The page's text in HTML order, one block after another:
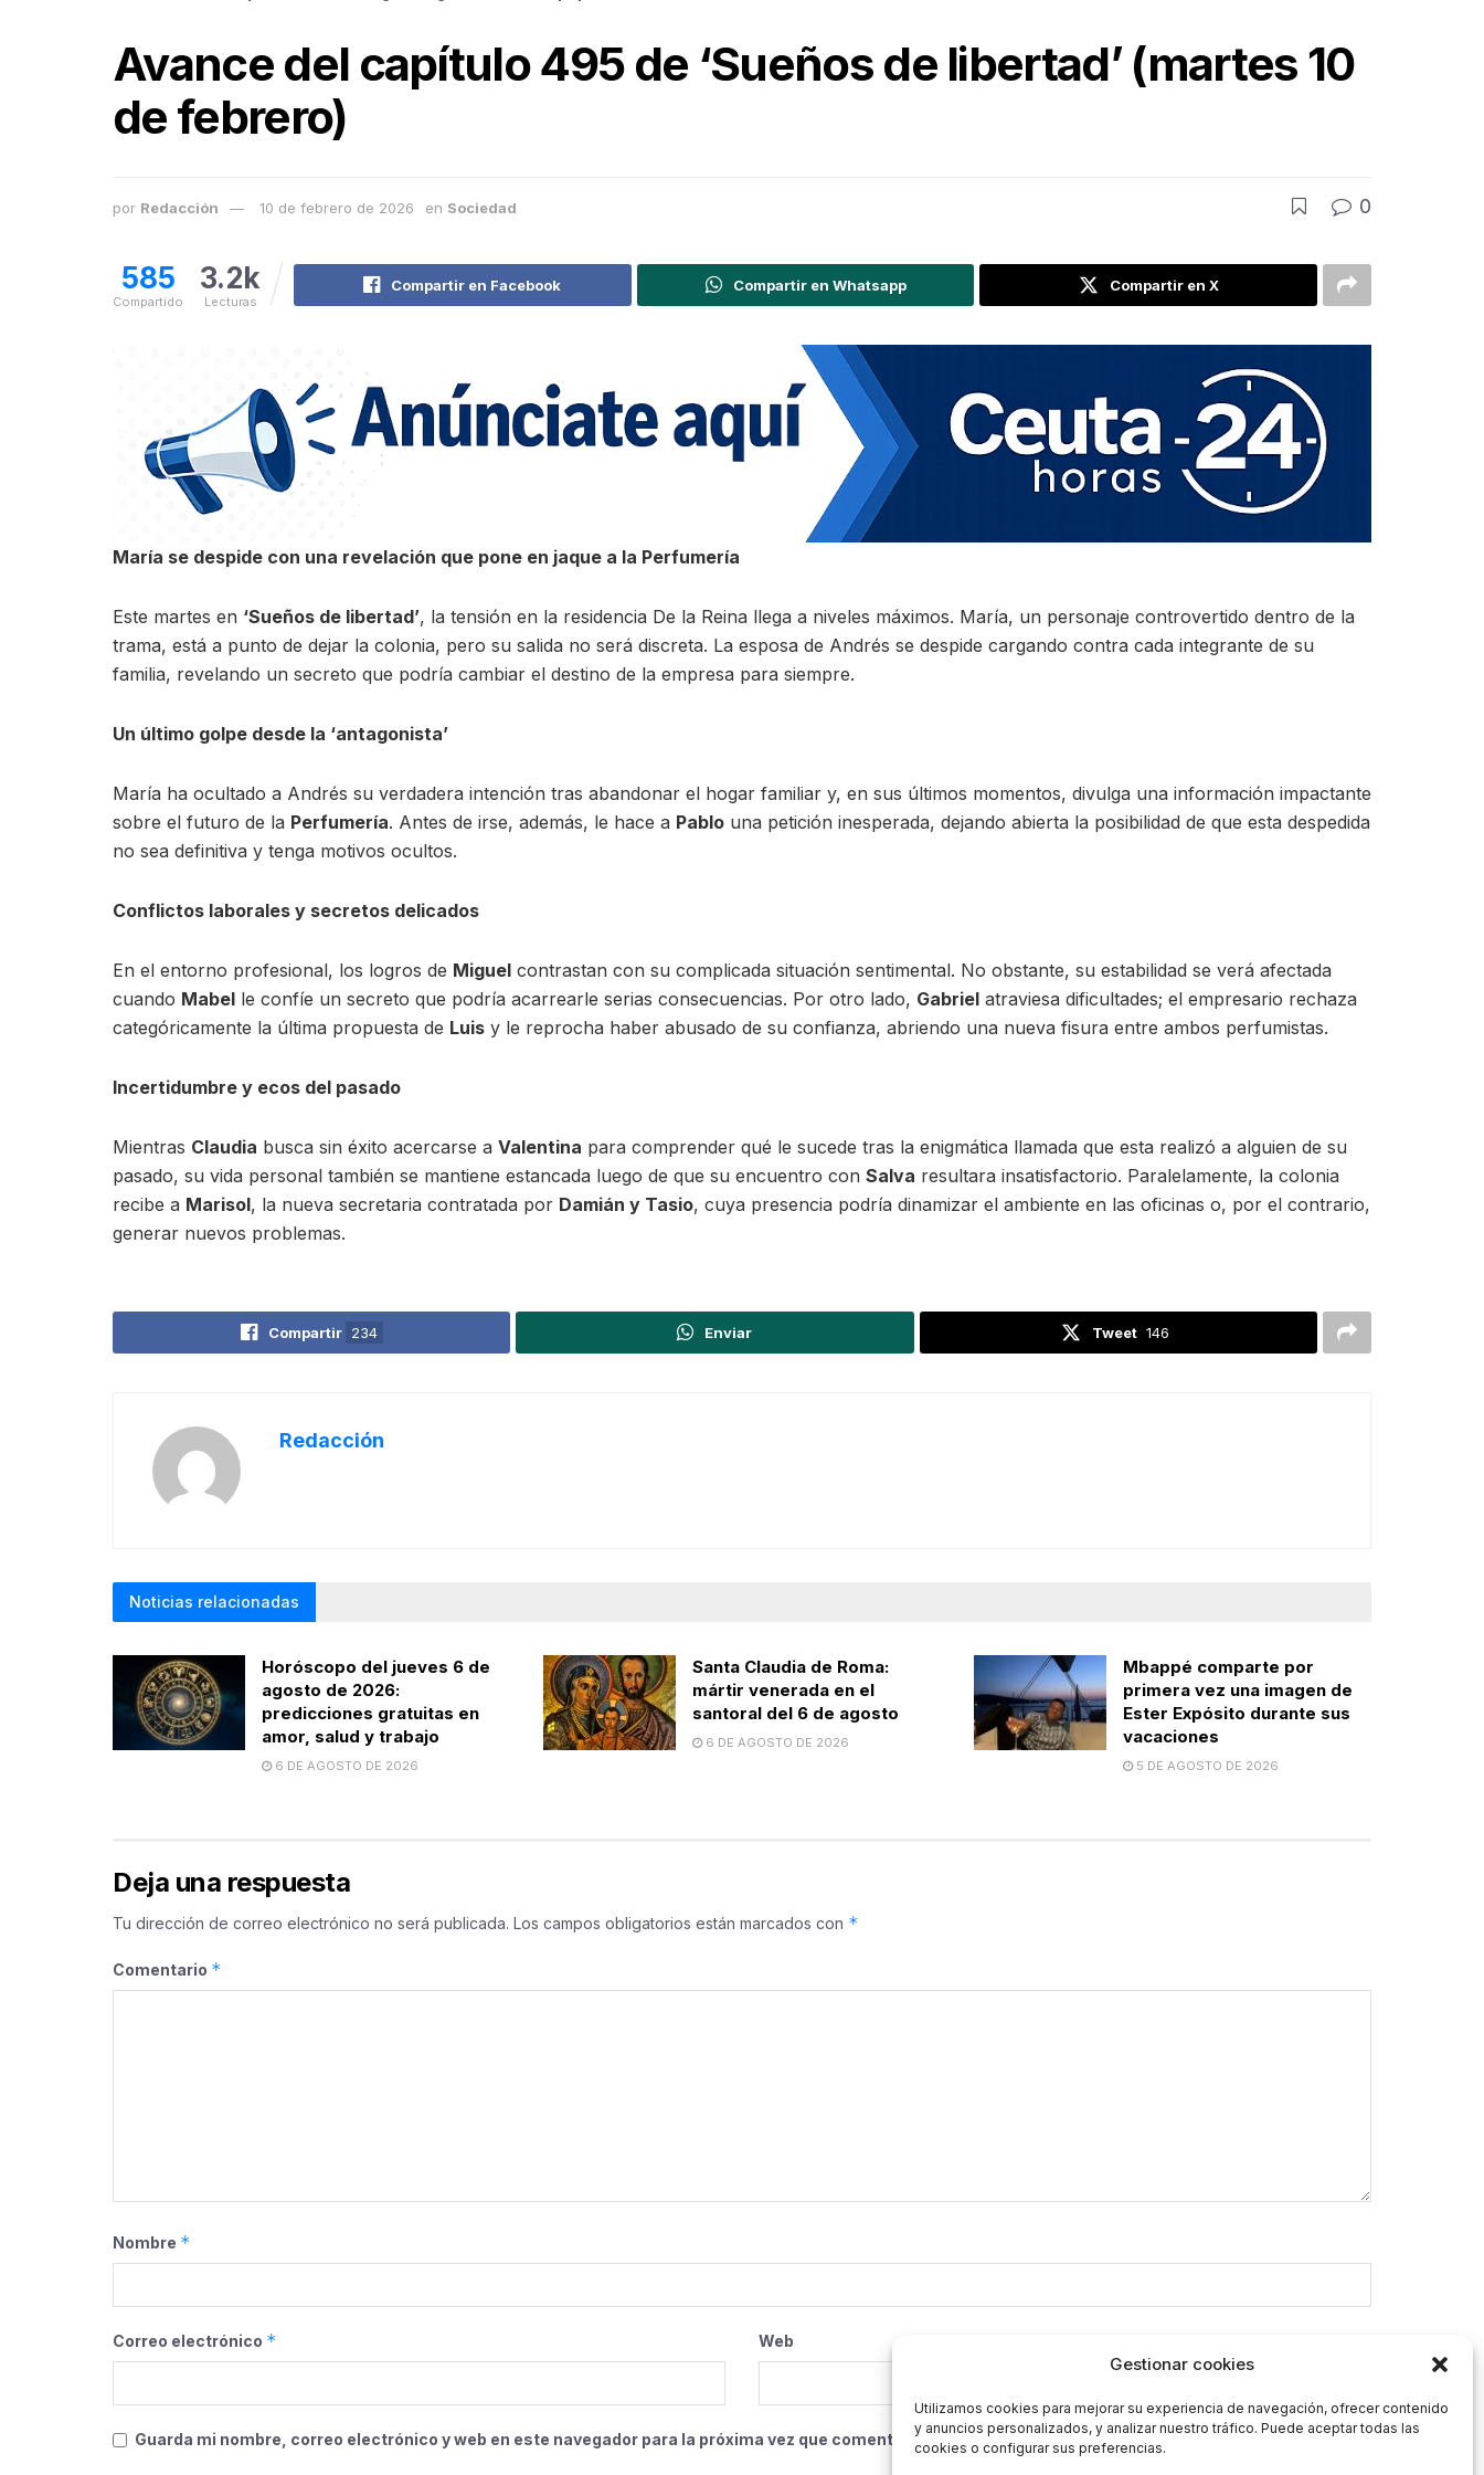
Gestionar cookies
Utilizamos cookies para mejorar su experiencia de navegación, ofrecer contenido
y anuncios personalizados, y analizar nuestro tráfico. Puede aceptar todas las
cookies o configurar sus preferencias.
Avance del capítulo 495 de ‘Sueños de libertad’ (martes 10
de febrero)
por Redacción 10 de febrero de 2026 en Sociedad 0
585
Compartido
3.2k
Lecturas
Compartir en Facebook Compartir en Whatsapp Compartir en X
María se despide con una revelación que pone en jaque a la Perfumería
Este martes en ‘Sueños de libertad’, la tensión en la residencia De la Reina llega a niveles máximos. María, un personaje controvertido dentro de la
trama, está a punto de dejar la colonia, pero su salida no será discreta. La esposa de Andrés se despide cargando contra cada integrante de su
familia, revelando un secreto que podría cambiar el destino de la empresa para siempre.
Un último golpe desde la ‘antagonista’
María ha ocultado a Andrés su verdadera intención tras abandonar el hogar familiar y, en sus últimos momentos, divulga una información impactante
sobre el futuro de la Perfumería. Antes de irse, además, le hace a Pablo una petición inesperada, dejando abierta la posibilidad de que esta despedida
no sea definitiva y tenga motivos ocultos.
Conflictos laborales y secretos delicados
En el entorno profesional, los logros de Miguel contrastan con su complicada situación sentimental. No obstante, su estabilidad se verá afectada
cuando Mabel le confíe un secreto que podría acarrearle serias consecuencias. Por otro lado, Gabriel atraviesa dificultades; el empresario rechaza
categóricamente la última propuesta de Luis y le reprocha haber abusado de su confianza, abriendo una nueva fisura entre ambos perfumistas.
Incertidumbre y ecos del pasado
Mientras Claudia busca sin éxito acercarse a Valentina para comprender qué le sucede tras la enigmática llamada que esta realizó a alguien de su
pasado, su vida personal también se mantiene estancada luego de que su encuentro con Salva resultara insatisfactorio. Paralelamente, la colonia
recibe a Marisol, la nueva secretaria contratada por Damián y Tasio, cuya presencia podría dinamizar el ambiente en las oficinas o, por el contrario,
generar nuevos problemas.
Compartir 234 Enviar Tweet 146
Redacción
Noticias relacionadas
Horóscopo del jueves 6 de
agosto de 2026:
predicciones gratuitas en
amor, salud y trabajo
6 DE AGOSTO DE 2026
Santa Claudia de Roma:
mártir venerada en el
santoral del 6 de agosto
6 DE AGOSTO DE 2026
Mbappé comparte por
primera vez una imagen de
Ester Expósito durante sus
vacaciones
5 DE AGOSTO DE 2026
Deja una respuesta
Tu dirección de correo electrónico no será publicada. Los campos obligatorios están marcados con *
Comentario *
Nombre *
Correo electrónico * Web
Guarda mi nombre, correo electrónico y web en este navegador para la próxima vez que comente.